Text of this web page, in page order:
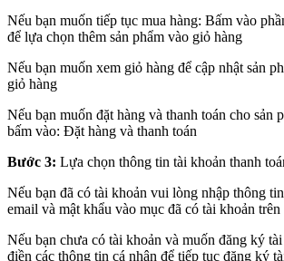
Nếu bạn muốn tiếp tục mua hàng: Bấm vào
để lựa chọn thêm sản phẩm vào giỏ hàng
Nếu bạn muốn xem giỏ hàng để cập nhật sản
giỏ hàng
Nếu bạn muốn đặt hàng và thanh toán cho sản
bấm vào: Đặt hàng và thanh toán
Bước 3: Lựa chọn thông tin tài khoản thanh
Nếu bạn đã có tài khoản vui lòng nhập thông
email và mật khẩu vào mục đã có tài khoản trên
Nếu bạn chưa có tài khoản và muốn đăng ký
điền các thông tin cá nhân để tiếp tục đăng ký